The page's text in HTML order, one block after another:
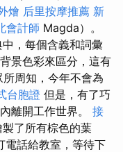
燴 后里按摩推薦 新
會計師 Magda）。
，每個含義和詞彙
景色彩來區分，這有
周知，今年不會為
台胞證 但是，有了巧
離開工作世界。 接
了所有棕色的葉
電話給教室，等待下